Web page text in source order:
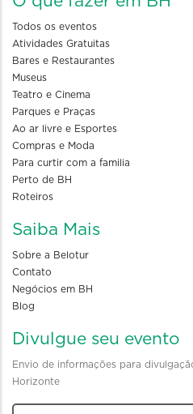
Todos os eventos
Atividades Gratuitas
Bares e Restaurantes
Museus
Teatro e Cinema
Parques e Praças
Ao ar livre e Esportes
Compras e Moda
Para curtir com a familia
Perto de BH
Roteiros
Saiba Mais
Sobre a Belotur
Contato
Negócios em BH
Blog
Divulgue seu evento
Envio de informações para
Horizonte